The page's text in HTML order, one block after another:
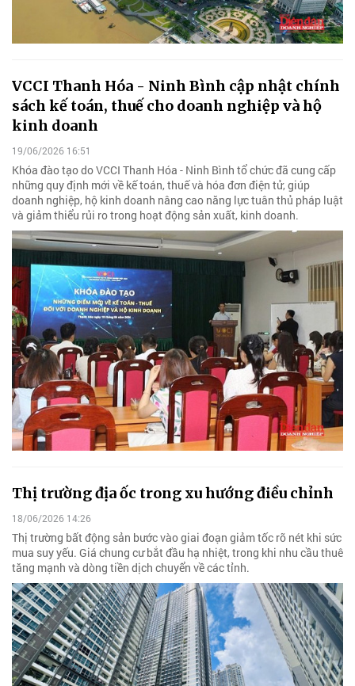
VCCI Thanh Hóa - Ninh Bình cập nhật chính
sách kế toán, thuế cho doanh nghiệp và hộ
kinh doanh
19/06/2026 16:51
Khóa đào tạo do VCCI Thanh Hóa - Ninh Bình tổ chức đã cung cấp
những quy định mới về kế toán, thuế và hóa đơn điện tử, giúp
doanh nghiệp, hộ kinh doanh nâng cao năng lực tuân thủ pháp luật
và giảm thiểu rủi ro trong hoạt động sản xuất, kinh doanh.
Thị trường địa ốc trong xu hướng điều chỉnh
18/06/2026 14:26
Thị trường bất động sản bước vào giai đoạn giảm tốc rõ nét khi sức
mua suy yếu. Giá chung cư bắt đầu hạ nhiệt, trong khi nhu cầu thuê
tăng mạnh và dòng tiền dịch chuyển về các tỉnh.